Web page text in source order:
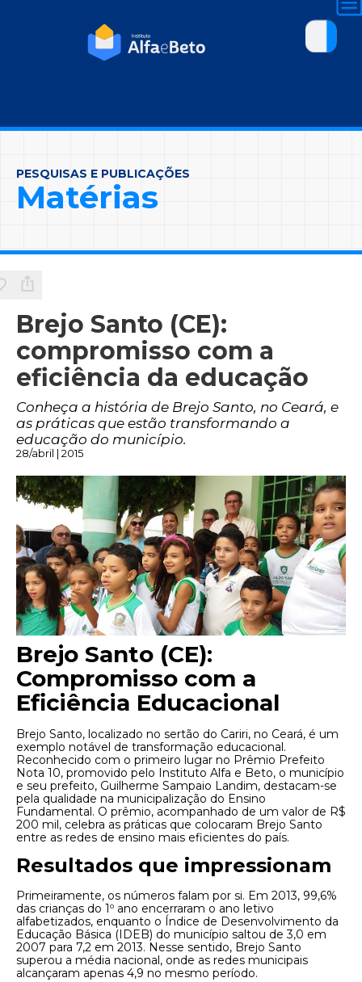
PESQUISAS E PUBLICAÇÕES
Matérias
Brejo Santo (CE):
compromisso com a
eficiência da educação
Conheça a história de Brejo Santo, no Ceará, e
as práticas que estão transformando a
educação do município.
28/abril | 2015
Brejo Santo (CE):
Compromisso com a
Eficiência Educacional
Brejo Santo, localizado no sertão do Cariri, no Ceará, é um
exemplo notável de transformação educacional.
Reconhecido com o primeiro lugar no Prêmio Prefeito
Nota 10, promovido pelo Instituto Alfa e Beto, o município
e seu prefeito, Guilherme Sampaio Landim, destacam-se
pela qualidade na municipalização do Ensino
Fundamental. O prêmio, acompanhado de um valor de R$
200 mil, celebra as práticas que colocaram Brejo Santo
entre as redes de ensino mais eficientes do país.
Resultados que impressionam
Primeiramente, os números falam por si. Em 2013, 99,6%
das crianças do 1º ano encerraram o ano letivo
alfabetizados, enquanto o Índice de Desenvolvimento da
Educação Básica (IDEB) do município saltou de 3,0 em
2007 para 7,2 em 2013. Nesse sentido, Brejo Santo
superou a média nacional, onde as redes municipais
alcançaram apenas 4,9 no mesmo período.